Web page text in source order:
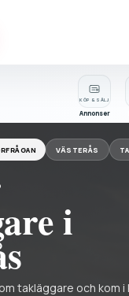
KÖP & SÄLJ
Annonser
VÄSTERÅS
i
takläggare och kom